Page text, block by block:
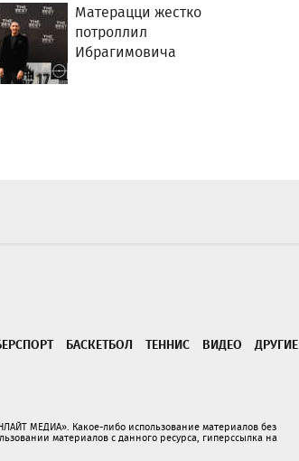
Матерацци жестко
потроллил
Ибрагимовича
БАСКЕТБОЛ ТЕННИС ВИДЕО ДРУГИЕ
МЕДИА». Какое-либо использование материалов без
материалов с данного ресурса, гиперссылка на